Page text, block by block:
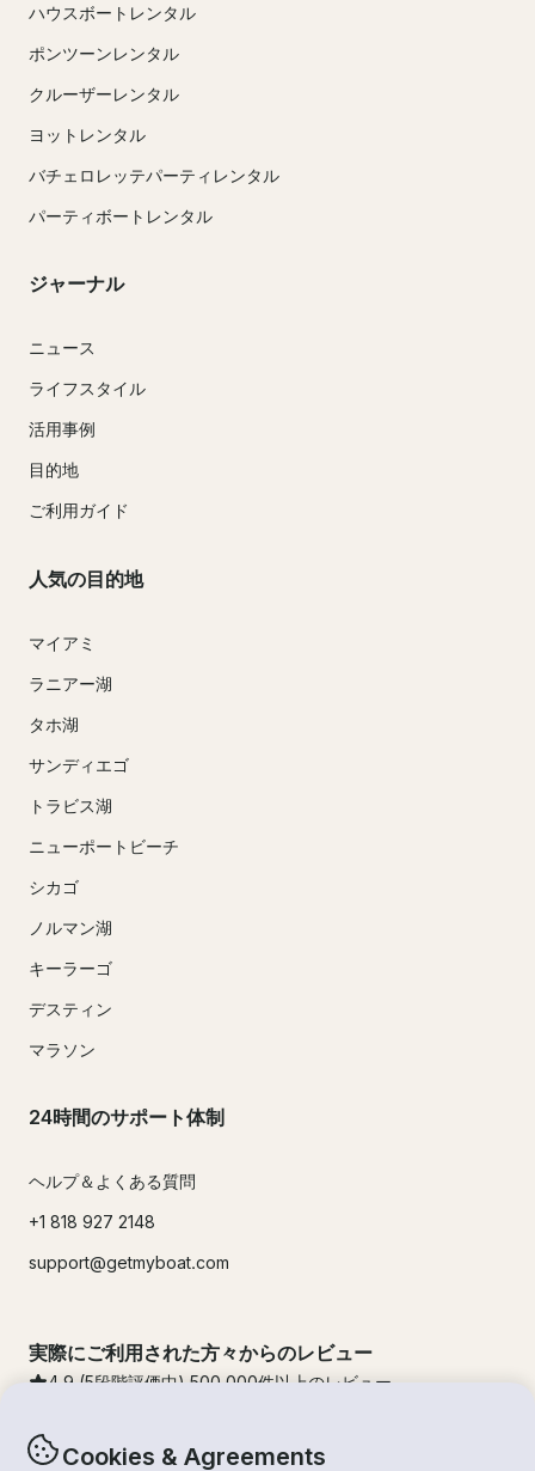
Cookies & Agreements
ハウスボートレンタル
ポンツーンレンタル
クルーザーレンタル
ヨットレンタル
バチェロレッテパーティレンタル
パーティボートレンタル
ジャーナル
ニュース
ライフスタイル
活用事例
目的地
ご利用ガイド
人気の目的地
マイアミ
ラニアー湖
タホ湖
サンディエゴ
トラビス湖
ニューポートビーチ
シカゴ
ノルマン湖
キーラーゴ
デスティン
マラソン
24時間のサポート体制
ヘルプ＆よくある質問
+1 818 927 2148
support@getmyboat.com
実際にご利用された方々からのレビュー
4.9 (5段階評価中) 500,000件以上のレビュー